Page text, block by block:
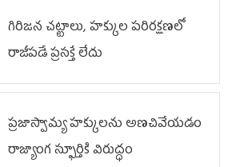
గిరిజన చట్టాలు, హక్కుల పరిరక్షణలో
రాజీపడే ప్రసక్తే లేదు
ప్రజాస్వామ్య హక్కులను అణచివేయడం
రాజ్యాంగ స్ఫూర్తికి విరుద్ధం